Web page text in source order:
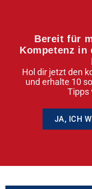
Bereit für
Kompetenz in
Hol dir jetzt den
und erhalte 10
Tipps
JA, ICH